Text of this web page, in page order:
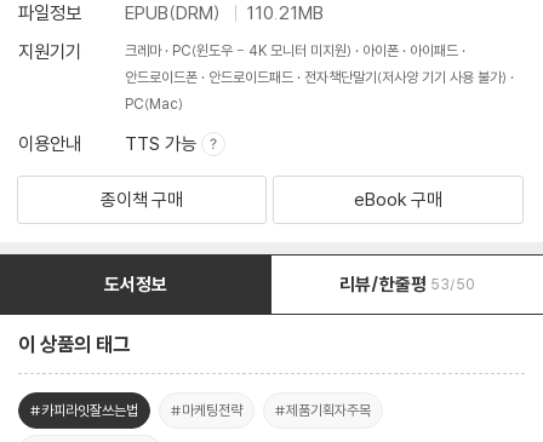
파일정보
EPUB(DRM)
110.21MB
지원기기
크레마 PC(윈도우 - 4K 모니터 미지원) 아이폰
아이패드
안드로이드폰
안드로이드패드
전자책단말기(저사양 기기 사용 불가)
PC(Mac)
이용안내 TTS 가능
종이책 구매 eBook 구매
도서정보 리뷰/한줄평 53/50
이 상품의 태그
#카피라잇잘쓰는법 #마케팅전략 #제품기획자주목